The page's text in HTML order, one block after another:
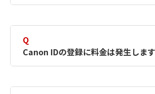
択したサービスから取得します
簡単に作成できるように、この
Canon IDの登録フォームを入力
Q
Canon IDの登録に料金は発生しま